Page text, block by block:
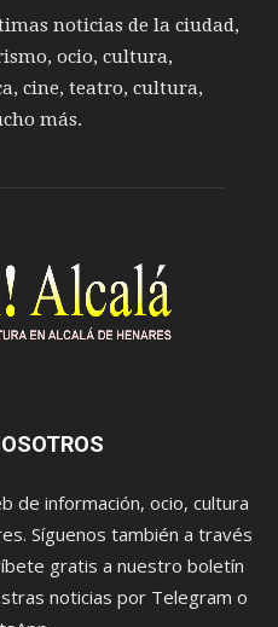
noticias de la ciudad,
ocio, cultura,
cine, teatro, cultura,
más.
de información, ocio, cultura
Síguenos también a través
gratis a nuestro boletín
noticias por Telegram o